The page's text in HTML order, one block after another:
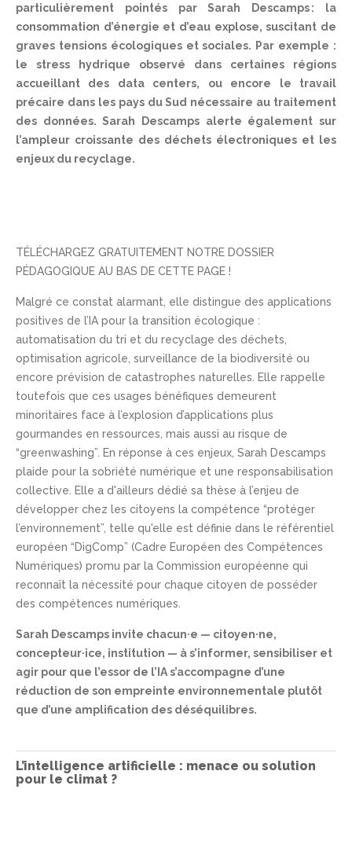
particulièrement pointés par Sarah Descamps : la
consommation d’énergie et d’eau explose, suscitant de
graves tensions écologiques et sociales. Par exemple :
le stress hydrique observé dans certaines régions
accueillant des data centers, ou encore le travail
précaire dans les pays du Sud nécessaire au traitement
des données. Sarah Descamps alerte également sur
l’ampleur croissante des déchets électroniques et les
enjeux du recyclage.
TÉLÉCHARGEZ GRATUITEMENT NOTRE DOSSIER
PÉDAGOGIQUE AU BAS DE CETTE PAGE !
Malgré ce constat alarmant, elle distingue des applications
positives de l’IA pour la transition écologique :
automatisation du tri et du recyclage des déchets,
optimisation agricole, surveillance de la biodiversité ou
encore prévision de catastrophes naturelles. Elle rappelle
toutefois que ces usages bénéfiques demeurent
minoritaires face à l’explosion d’applications plus
gourmandes en ressources, mais aussi au risque de
“greenwashing”. En réponse à ces enjeux, Sarah Descamps
plaide pour la sobriété numérique et une responsabilisation
collective. Elle a d'ailleurs dédié sa thèse à l’enjeu de
développer chez les citoyens la compétence “protéger
l’environnement”, telle qu'elle est définie dans le référentiel
européen “DigComp” (Cadre Européen des Compétences
Numériques) promu par la Commission européenne qui
reconnaît la nécessité pour chaque citoyen de posséder
des compétences numériques.
Sarah Descamps invite chacun·e — citoyen·ne,
concepteur·ice, institution — à s’informer, sensibiliser et
agir pour que l’essor de l’IA s’accompagne d’une
réduction de son empreinte environnementale plutôt
que d’une amplification des déséquilibres.
L’intelligence artificielle : menace ou solution
pour le climat ?